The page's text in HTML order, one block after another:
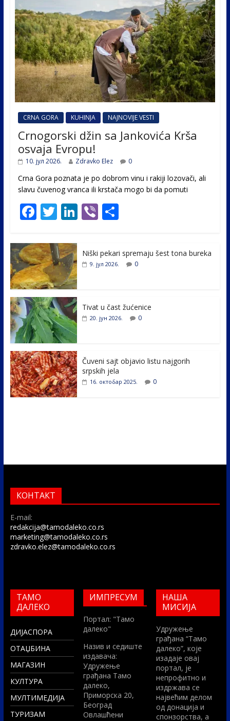
CRNA GORA KUHINJA NAJNOVIJE VESTI
Crnogorski džin sa Jankovića Krša
osvaja Evropu!
10. јул 2026. Zdravko Elez 0
Crna Gora poznata je po dobrom vinu i rakiji lozovači, ali
slavu čuvenog vranca ili krstača mogo bi da pomuti
F
e
b
o
o
k
T
itt
er
Li
e
Vi S
e
Niški pekari spremaju šest tona bureka
9. јул 2026. 0
Tivat u čast žućenice
20. јун 2026. 0
Čuveni sajt objavio listu najgorih
srpskih jela
16. октобар 2025. 0
КОНТАКТ
E-mail:
redakcija@tamodaleko.co.rs
marketing@tamodaleko.co.rs
zdravko.elez@tamodaleko.co.rs
ТАМО
ДАЛЕКО
ДИЈАСПОРА
ОТАЏБИНА
МАГАЗИН
КУЛТУРА
МУЛТИМЕДИЈА
ТУРИЗАМ
ИМПРЕСУМ
Портал: "Тамо
далеко"
Назив и седиште
издавача:
Удружење
грађана Тамо
далеко,
Приморска 20,
Београд
Овлашћени
НАША
МИСИЈА
Удружење
грађана “Тамо
далеко”, које
изадаје овај
портал, је
непрофитно и
издржава се
највећим делом
од донација и
спонзорства, а